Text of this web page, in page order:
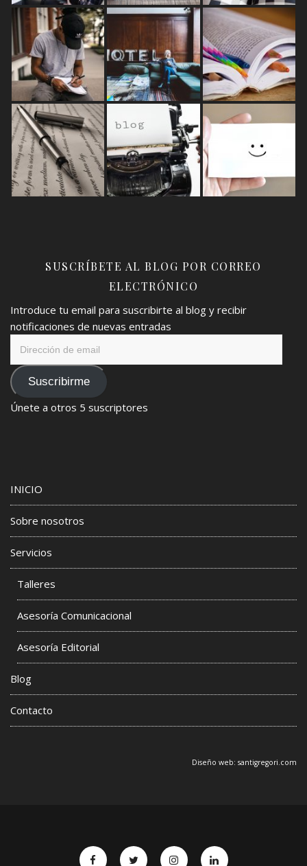
SUSCRÍBETE AL BLOG POR CORREO
ELECTRÓNICO
Introduce tu email para suscribirte al blog y recibir
notificaciones de nuevas entradas
emailSuscribirme
Únete a otros 5 suscriptores
INICIO
Sobre nosotros
Servicios
Talleres
Asesoría Comunicacional
Asesoría Editorial
Blog
Contacto
Diseño web: santigregori.com